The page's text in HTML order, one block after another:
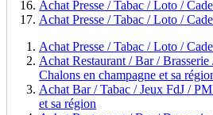
Achat Presse / Tabac / Loto /
Achat Presse / Tabac / Loto /
Achat Presse / Tabac / Loto /
Achat Restaurant / Bar /
Chalons en champagne et sa
Achat Bar / Tabac / Jeux FdJ /
et sa région